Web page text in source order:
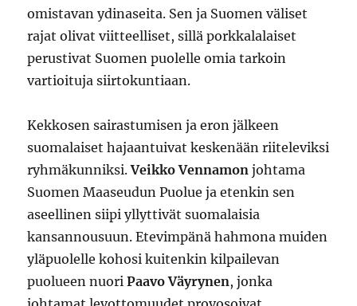
omistavan ydinaseita. Sen ja Suomen väliset
rajat olivat viitteelliset, sillä porkkalalaiset
perustivat Suomen puolelle omia tarkoin
vartioituja siirtokuntiaan.
Kekkosen sairastumisen ja eron jälkeen
suomalaiset hajaantuivat keskenään riiteleviksi
ryhmäkunniksi.Veikko Vennamon johtama
Suomen Maaseudun Puolue ja etenkin sen
aseellinen siipi yllyttivät suomalaisia
kansannousuun. Etevimpänä hahmona muiden
yläpuolelle kohosi kuitenkin kilpailevan
puolueen nuoriPaavo Väyrynen, jonka